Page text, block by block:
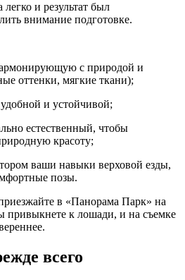
и результат был
внимание подготовке.
с природой и
оттенки, мягкие ткани);
и устойчивой;
естественный, чтобы
красоту;
ваши навыки верховой езды,
позы.
в «Панорама Парк» на
привыкнете к лошади, и на съемке
всего